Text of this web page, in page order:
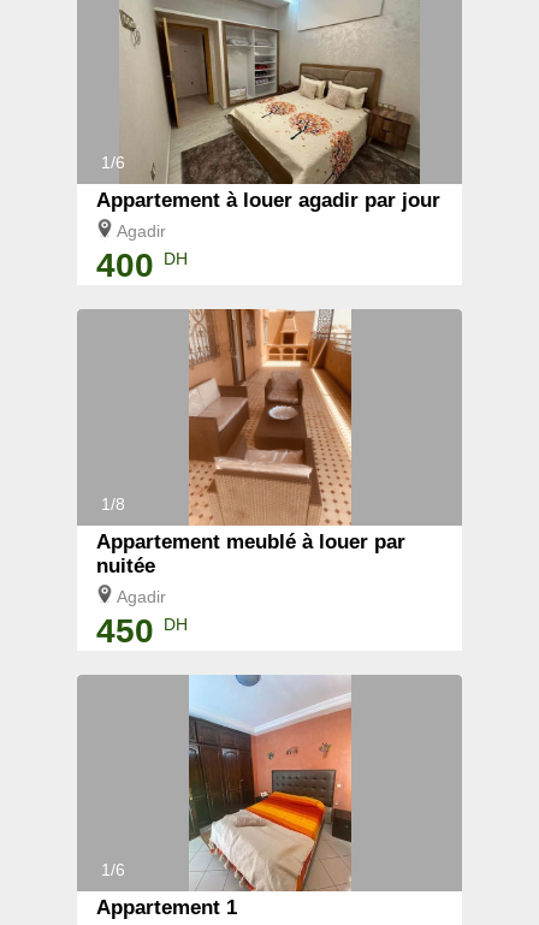
1/6
Appartement à louer agadir par jour
Agadir
400 DH
1/8
Appartement meublé à louer par
nuitée
Agadir
450 DH
1/6
Appartement 1